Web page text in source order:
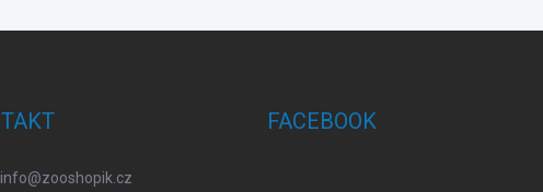
info@zooshopik.cz
FACEBOOK